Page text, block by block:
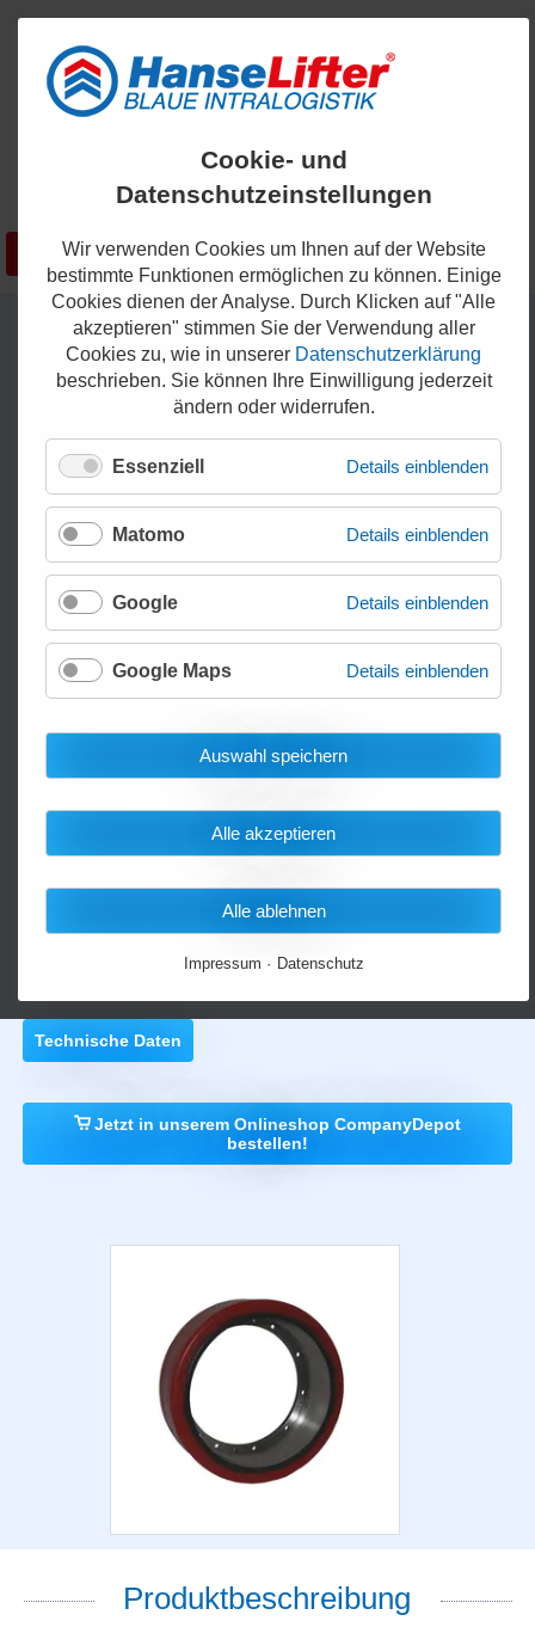
Cookie- und
Datenschutzeinstellungen
Wir verwenden Cookies um Ihnen auf der Website
bestimmte Funktionen ermöglichen zu können. Einige
Cookies dienen der Analyse. Durch Klicken auf "Alle
akzeptieren" stimmen Sie der Verwendung aller
Cookies zu, wie in unserer Datenschutzerklärung
beschrieben. Sie können Ihre Einwilligung jederzeit
ändern oder widerrufen.
Essenziell Details einblenden
Matomo Details einblenden
Google Details einblenden
Google Maps Details einblenden
Auswahl speichern
Alle akzeptieren
Alle ablehnen
Impressum Datenschutz
ENGLISH
KONTAKT
SHOP Suchen
Antriebsrad 250x80 mm
für Deichselstapler
Modelle E-1032B, E-1032AFH, E-1534FH und E-1646-02
Technische Daten
Jetzt in unserem Onlineshop CompanyDepot
bestellen!
Produktbeschreibung